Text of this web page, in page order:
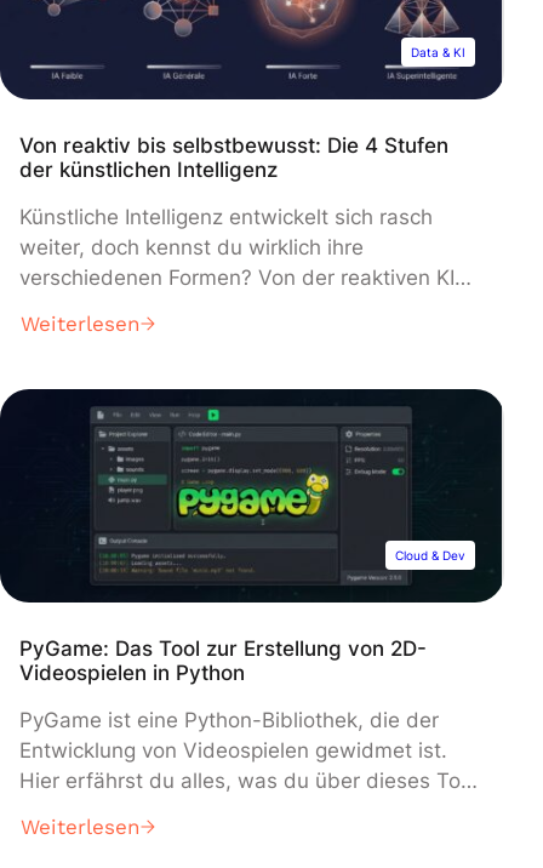
jedoch immer […]
Data & KI
Von reaktiv bis selbstbewusst: Die 4 Stufen
der künstlichen Intelligenz
Künstliche Intelligenz entwickelt sich rasch
weiter, doch kennst du wirklich ihre
verschiedenen Formen? Von der reaktiven KI
einzigartige Merkmale, die unseren Alltag
künstlichen Intelligenz, ihre konkreten
Anwendungen und wesentlichen Unterschiede.
Was ist künstliche Intelligenz (KI)? Definition
von künstlicher Intelligenz Claude AI […]
Weiterlesen
Cloud & Dev
PyGame: Das Tool zur Erstellung von 2D-
Videospielen in Python
PyGame ist eine Python-Bibliothek, die der
Entwicklung von Videospielen gewidmet ist.
Hier erfährst du alles, was du über dieses Tool
und Nachteile es hat und welche Schulungen
Weiterlesen